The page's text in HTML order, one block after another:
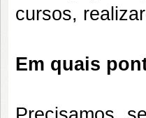
cursos,
Em quais